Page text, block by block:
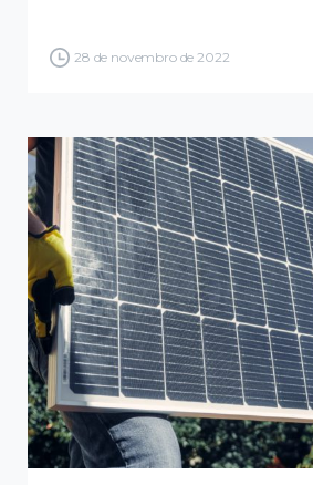
28 de novembro de 2022